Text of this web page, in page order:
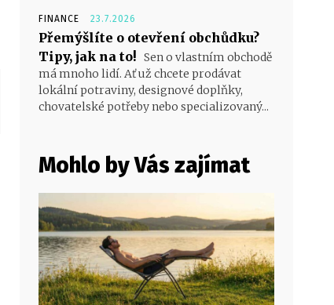
FINANCE 23.7.2026
Přemýšlíte o otevření obchůdku?
Tipy, jak na to! Sen o vlastním obchodě
má mnoho lidí. Ať už chcete prodávat
lokální potraviny, designové doplňky,
chovatelské potřeby nebo specializovaný...
Mohlo by Vás zajímat